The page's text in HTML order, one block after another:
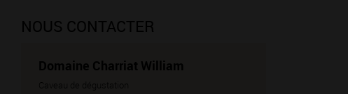
NOUS CONTACTER
Domaine Charriat William
Caveau de dégustation